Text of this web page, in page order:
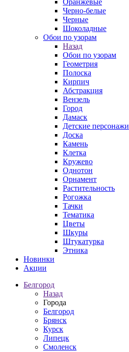
Оранжевые
Черно-белые
Черные
Шоколадные
Обои по узорам
Назад
Обои по узорам
Геометрия
Полоска
Кирпич
Абстракция
Вензель
Город
Дамаск
Детские персонажи
Доска
Камень
Клетка
Кружево
Однотон
Орнамент
Растительность
Рогожка
Тачки
Тематика
Цветы
Шкуры
Штукатурка
Этника
Новинки
Акции
Белгород
Назад
Города
Белгород
Брянск
Курск
Липецк
Смоленск